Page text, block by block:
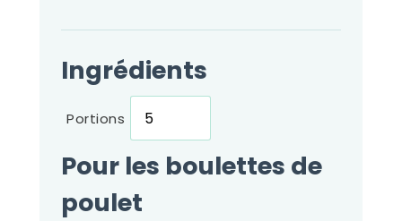
Ingrédients
Portions
Pour les boulettes de
poulet